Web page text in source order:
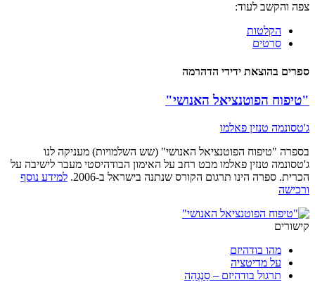
צפה והקשב לעוד:
הקלטות
סרטים
ספרים בהוצאת ידידי הדהרמה
"טיפוח הפוטנציאל האנושי"
ג'טסונמה טנזין פאלמו
בספרה "טיפוח הפוטנציאל האנושי" (שש השלמויות) מעניקה לנו
ג'טסונמה טנזין פאלמו מבט רחב על האימון הבודהיסטי מעבר לישיבה על
הכרית. ספרה הינו תרגום הקורס שנתנה בישראל ב-2006.
למידע נוסף
ורכישה
קישורים
מהו בודהיזם
על מדיטציה
תרגול בודהיזם – סַנְגְהַה